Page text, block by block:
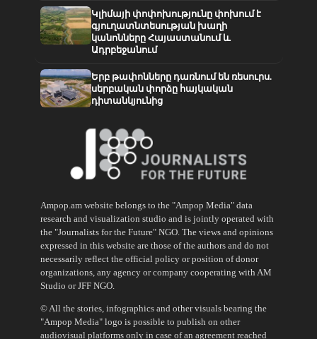
Կլիմայի փոփոխությունը փոխում է
գյուղատնտեսության խաղի
կանոնները Հայաստանում և
Ադրբեջանում
Երբ թափոնները դառնում են ռեսուրս.
սերբական փորձը հայկական
դիտանկյունից
Ampop.am website belongs to the "Ampop Media" data
research and visualization studio and is jointly operated with
the "Journalists for the Future" NGO. The views and opinions
expressed in this website are those of the authors and do not
necessarily reflect the official policy or position of donor
organizations, any agency or company cooperating with AM
Studio or JFF NGO.
© All the stories, infographics and other visuals bearing the
"Ampop Media" logo is possible to publish on other
audiovisual platforms only in case of an agreement reached